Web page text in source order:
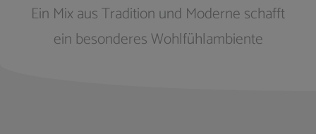
Ein Mix aus Tradition und Moderne schafft
ein besonderes Wohlfühlambiente